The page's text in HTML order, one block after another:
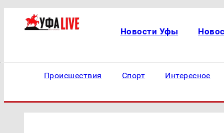
Новости Уфы
Происшествия Спорт Интересное